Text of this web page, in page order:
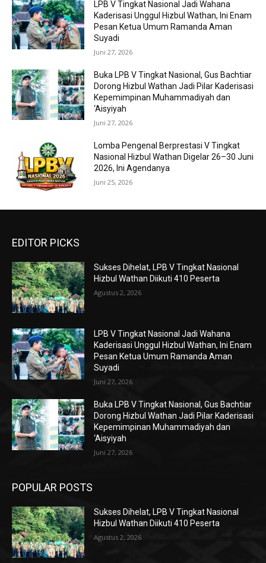
LPB V Tingkat Nasional Jadi Wahana
Kaderisasi Unggul Hizbul Wathan, Ini Enam
Pesan Ketua Umum Ramanda Aman
Suyadi
Juni 27, 2026
Buka LPB V Tingkat Nasional, Gus Bachtiar
Dorong Hizbul Wathan Jadi Pilar Kaderisasi
Kepemimpinan Muhammadiyah dan
‘Aisyiyah
Juni 27, 2026
Lomba Pengenal Berprestasi V Tingkat
Nasional Hizbul Wathan Digelar 26–30 Juni
2026, Ini Agendanya
Juni 25, 2026
EDITOR PICKS
Sukses Dihelat, LPB V Tingkat Nasional
Hizbul Wathan Diikuti 410 Peserta
Agustus 2, 2026
LPB V Tingkat Nasional Jadi Wahana
Kaderisasi Unggul Hizbul Wathan, Ini Enam
Pesan Ketua Umum Ramanda Aman
Suyadi
Juni 27, 2026
Buka LPB V Tingkat Nasional, Gus Bachtiar
Dorong Hizbul Wathan Jadi Pilar Kaderisasi
Kepemimpinan Muhammadiyah dan
‘Aisyiyah
Juni 27, 2026
POPULAR POSTS
Sukses Dihelat, LPB V Tingkat Nasional
Hizbul Wathan Diikuti 410 Peserta
Agustus 2, 2026